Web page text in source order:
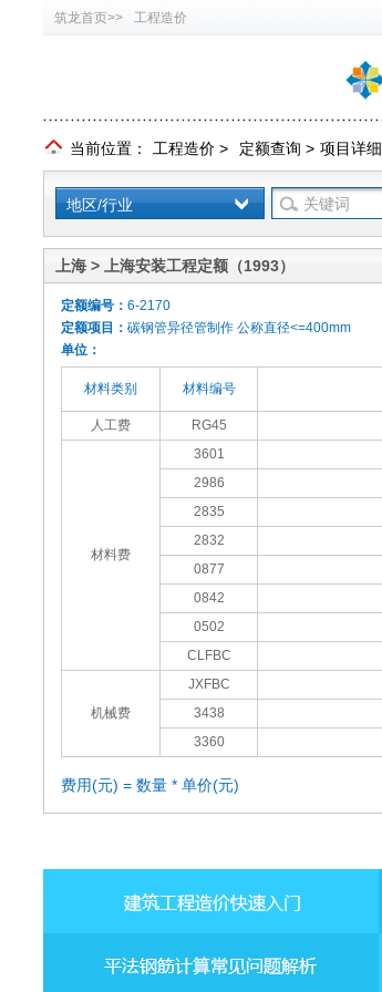
筑龙首页>> 工程造价
当前位置： 工程造价 > 定额查询 > 项目详细
地区/行业
上海 > 上海安装工程定额（1993）
定额编号： 6-2170
定额项目： 碳钢管异径管制作 公称直径<=400mm
单位：
材料类别 材料编号
人工费 RG45
材料费
3601
2986
2835
2832
0877
0842
0502
CLFBC
机械费
JXFBC
3438
3360
费用(元) = 数量 * 单价(元)